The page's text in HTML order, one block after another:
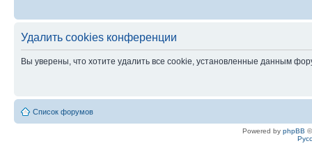
Удалить cookies конференции
Вы уверены, что хотите удалить все cookie, установленные данным
Список форумов
Powered by phpBB